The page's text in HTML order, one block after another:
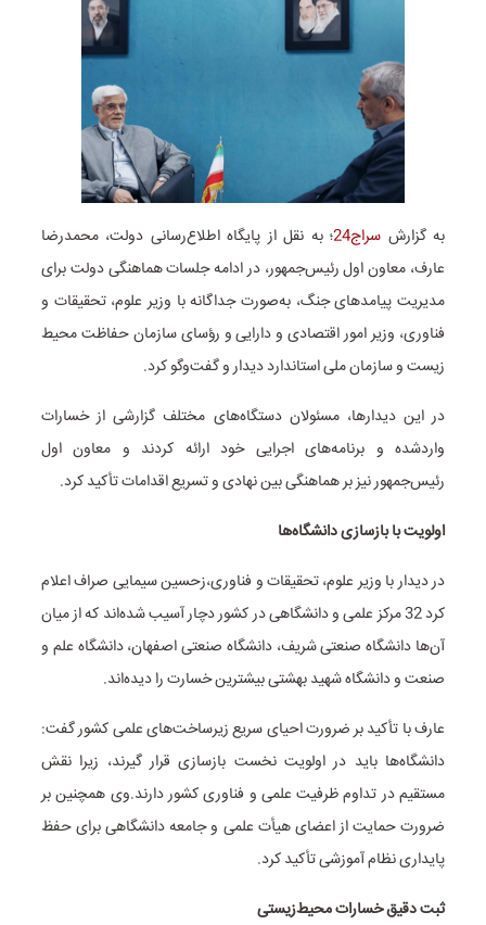
به گزارش سراج24 ؛به نقل از پایگاه اطلا‌ع‌رسانی دولت، محمدرضا
عارف، معاون اول رئیس‌جمهور، در ادامه جلسات هماهنگی دولت برای
مدیریت پیامدهای جنگ، به‌صورت جداگانه با وزیر علوم، تحقیقات و
فناوری، وزیر امور اقتصادی و دارایی و رؤسای سازمان حفاظت محیط‌
زیست و سازمان ملی استاندارد دیدار و گفت‌وگو کرد.
در این دیدارها، مسئولان دستگاه‌های مختلف گزارشی از خسارات
واردشده و برنامه‌های اجرایی خود ارائه کردند و معاون اول
رئیس‌جمهور نیز بر هماهنگی بین نهادی و تسریع اقدامات تأکید کرد.
اولویت با بازسازی دانشگاه‌ها
در دیدار با وزیر علوم، تحقیقات و فناوری،زحسین سیمایی صراف اعلام
کرد 32 مرکز علمی و دانشگاهی در کشور دچار آسیب شده‌اند که از میان
آن‌ها دانشگاه صنعتی شریف، دانشگاه صنعتی اصفهان، دانشگاه علم و
صنعت و دانشگاه شهید بهشتی بیشترین خسارت را دیده‌اند.
عارف با تأکید بر ضرورت احیای سریع زیرساخت‌های علمی کشور گفت:
دانشگاه‌ها باید در اولویت نخست بازسازی قرار گیرند، زیرا نقش
مستقیم در تداوم ظرفیت علمی و فناوری کشور دارند.وی همچنین بر
ضرورت حمایت از اعضای هیأت علمی و جامعه دانشگاهی برای حفظ
پایداری نظام آموزشی تأکید کرد.
ثبت دقیق خسارات محیط‌زیستی